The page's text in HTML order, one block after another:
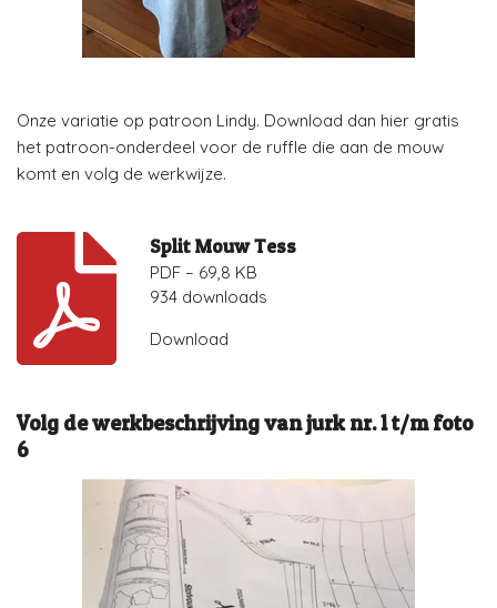
Onze variatie op patroon Lindy. Download dan hier gratis
het patroon-onderdeel voor de ruffle die aan de mouw
komt en volg de werkwijze.
Split Mouw Tess
PDF – 69,8 KB
934 downloads
Download
Volg de werkbeschrijving van jurk nr. 1 t/m foto
6